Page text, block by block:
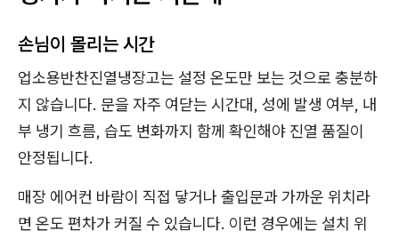
손님이 몰리는 시간
업소용반찬진열냉장고는 설정 온도만 보는 것으로 충분하
지 않습니다. 문을 자주 여닫는 시간대, 성에 발생 여부, 내
부 냉기 흐름, 습도 변화까지 함께 확인해야 진열 품질이
안정됩니다.
매장 에어컨 바람이 직접 닿거나 출입문과 가까운 위치라
면 온도 편차가 커질 수 있습니다. 이런 경우에는 설치 위